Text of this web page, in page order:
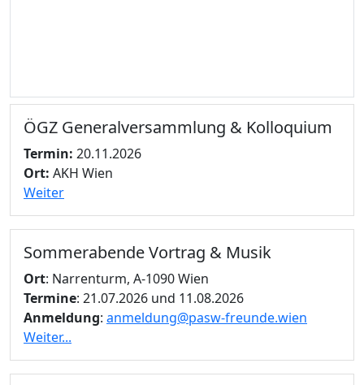
ÖGZ Generalversammlung & Kolloquium
Termin: 20.11.2026
Ort: AKH Wien
Weiter
Sommerabende Vortrag & Musik
Ort: Narrenturm, A-1090 Wien
Termine: 21.07.2026 und 11.08.2026
Anmeldung: anmeldung@pasw-freunde.wien
Weiter...